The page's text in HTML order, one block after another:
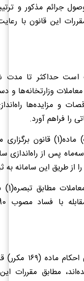
جرائم مذکور و
این قانون با
است حداکثر تا
وزارتخانه‌ها و
و مزایده‌ها
را فراهم آورد.
کلیه دستگاههای اجرائی موضوع بند(ب)
سه‌ماه پس از راه‌اندازی
از طریق این سامانه به
جرائمی که مؤدیان
1380 مرتکب شده‌اند، مطابق